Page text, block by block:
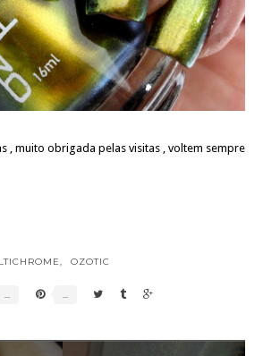
, muito obrigada pelas visitas , voltem sempre
OZOTIC